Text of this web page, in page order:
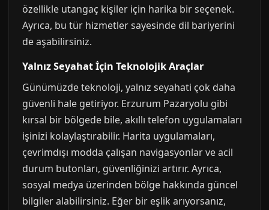
özellikle utangaç kişiler için harika bir seçenek.
Ayrıca, bu tür hizmetler sayesinde dil bariyerini
de aşabilirsiniz.
Yalnız Seyahat İçin Teknolojik Araçlar
Günümüzde teknoloji, yalnız seyahati çok daha
güvenli hale getiriyor. Erzurum Pazaryolu gibi
kırsal bir bölgede bile, akıllı telefon uygulamaları
işinizi kolaylaştırabilir. Harita uygulamaları,
çevrimdışı modda çalışan navigasyonlar ve acil
durum butonları, güvenliğinizi artırır. Ayrıca,
sosyal medya üzerinden bölge hakkında güncel
bilgiler alabilirsiniz. Eğer bir eşlik arıyorsanız,